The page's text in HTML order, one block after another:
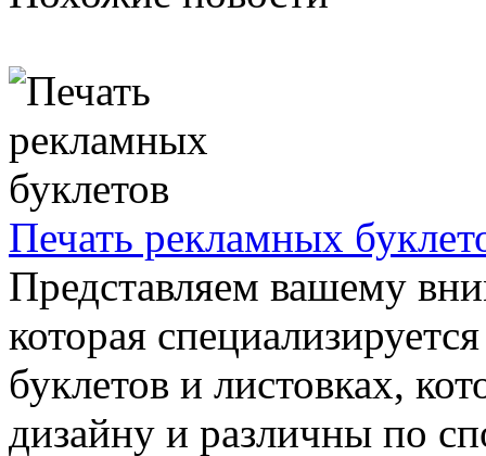
Печать рекламных
Представляем вашему
которая
буклетов и листовках,
дизайну и различны по